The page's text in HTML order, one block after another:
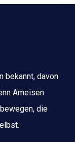
bekannt, davon
Ameisen
die